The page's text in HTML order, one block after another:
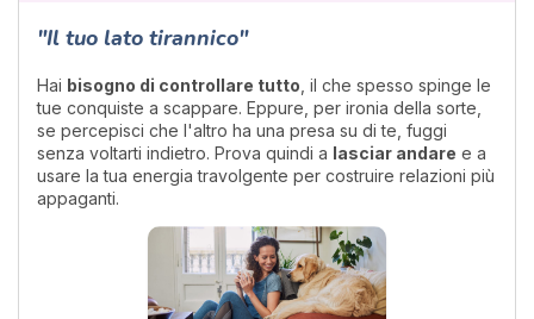
"Il tuo lato tirannico"
Hai bisogno di controllare tutto , il che spesso spinge le
tue conquiste a scappare. Eppure, per ironia della sorte,
se percepisci che l'altro ha una presa su di te, fuggi
senza voltarti indietro. Prova quindi a lasciar andare e a
usare la tua energia travolgente per costruire relazioni più
appaganti.